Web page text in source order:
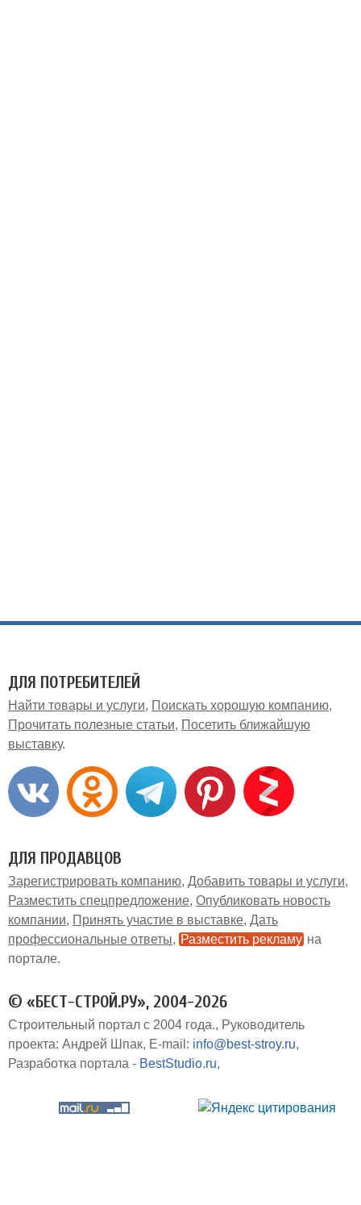
ДЛЯ ПОТРЕБИТЕЛЕЙ
Найти товары и услуги
Поискать хорошую компанию
Прочитать полезные статьи
Посетить ближайшую
выставку
ДЛЯ ПРОДАВЦОВ
Зарегистрировать компанию Добавить товары и услуги
Разместить спецпредложение Опубликовать новость
компании
Принять участие в выставке Дать
профессиональные ответы
Разместить рекламу на
портале
© «БЕСТ-СТРОЙ.РУ», 2004-2026
Строительный портал с 2004 года.
Руководитель
проекта: Андрей Шпак E-mail: info@best-stroy.ru
Разработка портала - BestStudio.ru